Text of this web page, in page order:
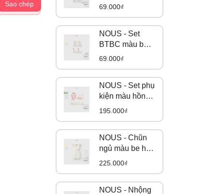
Sao chép
biển hoạ tiết táo
69.000₫
NOUS - Set
BTBC màu be
in họa tiết gấu
69.000₫
NOUS - Set phụ
kiện màu hồng
NB
195.000₫
NOUS - Chũn
ngủ màu be họa
tiết mỳ ý phối
225.000₫
NOUS - Nhộng